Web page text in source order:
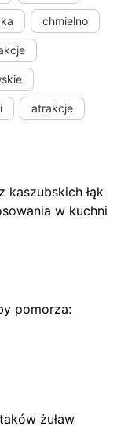
chmielno
atrakcje
kaszubskich łąk
w kuchni
pomorza:
żuław